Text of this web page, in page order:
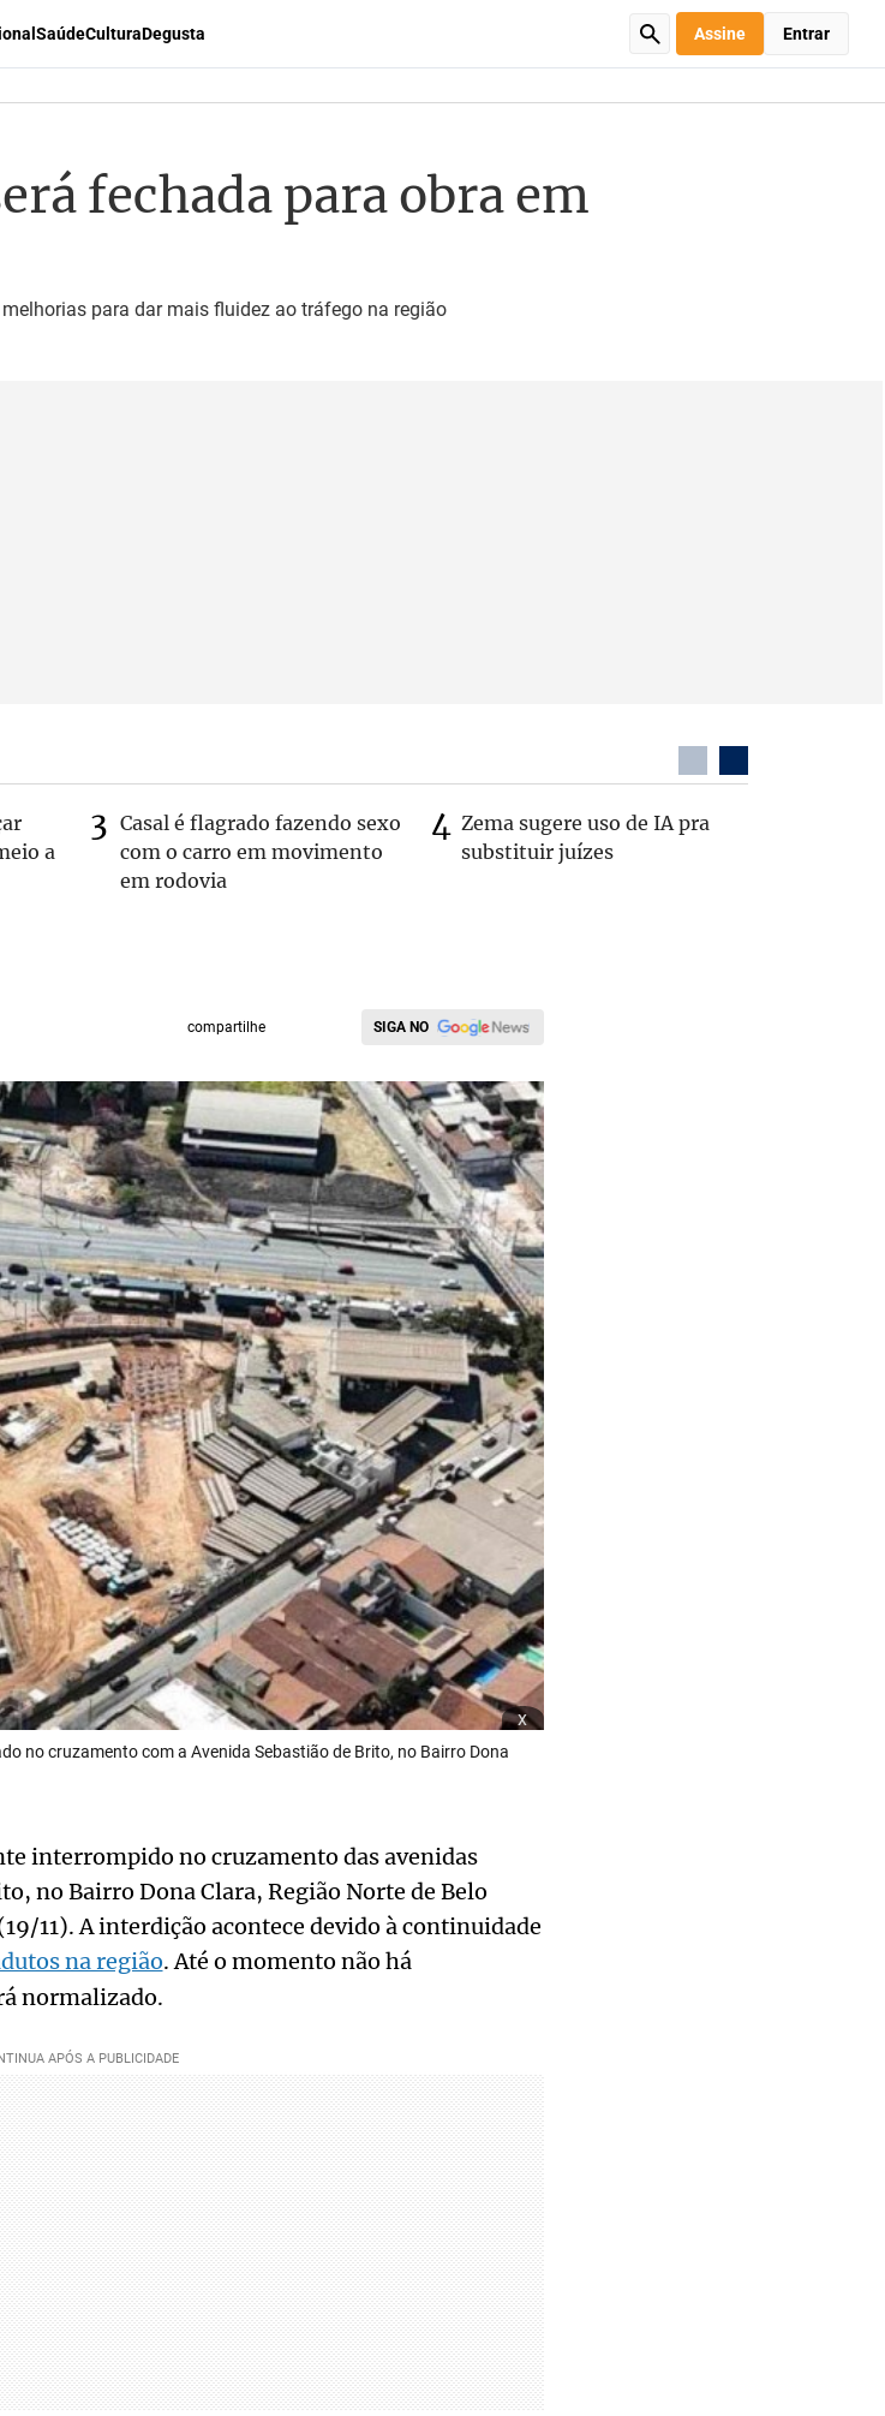
SaúdeCulturaDegusta Assine Entrar
fechada para obra em
para dar mais fluidez ao tráfego na região
a
Casal é flagrado fazendo sexo
com o carro em movimento
em rodovia
Zema sugere uso de IA pra
substituir juízes
compartilhe SIGA NO
x
no cruzamento com a Avenida Sebastião de Brito, no Bairro Dona
interrompido no cruzamento das avenidas
no Bairro Dona Clara, Região Norte de Belo
11). A interdição acontece devido à continuidade
na região. Até o momento não há
normalizado.